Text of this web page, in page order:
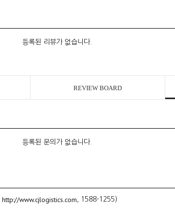
등록된 리뷰가 없습니다.
REVIEW BOARD
등록된 문의가 없습니다.
http://www.cjlogistics.com , 1588-1255)